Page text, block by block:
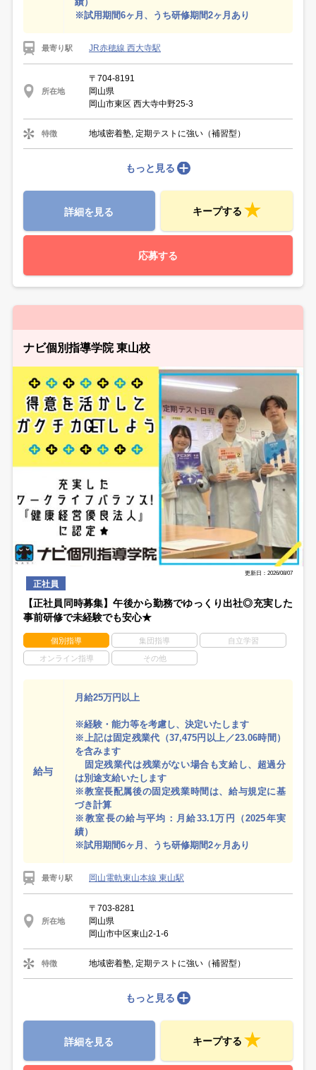
※試用期間6ヶ月、うち研修期間2ヶ月あり
最寄り駅 JR赤穂線 西大寺駅
所在地
〒704-8191
岡山県
岡山市東区 西大寺中野25-3
特徴 地域密着塾, 定期テストに強い（補習型）
もっと見る
詳細を見る キープする
応募する
ナビ個別指導学院 東山校
更新日：2026/08/07
正社員
【正社員同時募集】午後から勤務でゆっくり出社◎充実した
事前研修で未経験でも安心★
個別指導 集団指導 自立学習
オンライン指導 その他
給与
月給25万円以上
※経験・能力等を考慮し、決定いたします
※上記は固定残業代（37,475円以上／23.06時間）
を含みます
固定残業代は残業がない場合も支給し、超過分
は別途支給いたします
※教室長配属後の固定残業時間は、給与規定に基
づき計算
※教室長の給与平均：月給33.1万円（2025年実
績）
※試用期間6ヶ月、うち研修期間2ヶ月あり
最寄り駅 岡山電軌東山本線 東山駅
所在地
〒703-8281
岡山県
岡山市中区東山2-1-6
特徴 地域密着塾, 定期テストに強い（補習型）
もっと見る
詳細を見る キープする